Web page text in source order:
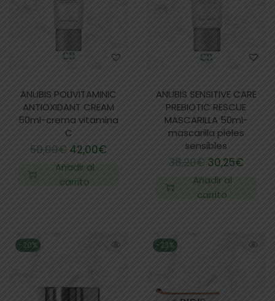
ANUBIS POLIVITAMINIC
ANTIOXIDANT CREAM
50ml-crema vitamina
C
50,00€42,00€
Añadir al
carrito
ANUBIS SENSITIVE CARE
PREBIOTIC RESCUE
MASCARILLA 50ml-
mascarilla pieles
sensibles
38,20€30,25€
Añadir al
carrito
-20% -23%